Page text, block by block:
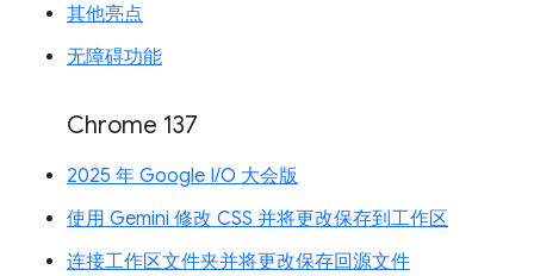
其他亮点
无障碍功能
Chrome 137
2025 年 Google I/O 大会版
使用 Gemini 修改 CSS 并将更改保存到工作区
连接工作区文件夹并将更改保存回源文件